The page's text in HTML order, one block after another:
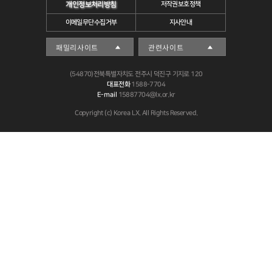
개인정보처리방침 저작권보호정책
이메일무단수집거부 지사안내
(54870)전북특별자치도 전주시 덕진구 기지로 120
대표전화1588-7704
E-mail 15887704@lx.or.kr
Copyright (c) Korea LX. All Rights Reserved.